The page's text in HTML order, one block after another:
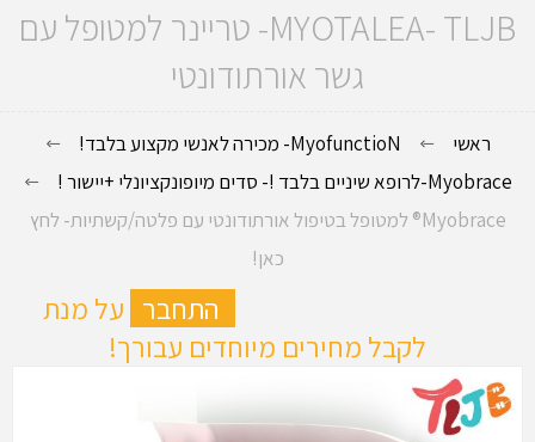
MYOTALEA- TLJB- טריינר למטופל עם
גשר אורתודונטי
ראשי
MyofunctioN- מכירה לאנשי מקצוע בלבד!
Myobrace-לרופא שיניים בלבד !- סדים מיופונקציונלי +יישור !
Myobrace® למטופל בטיפול אורתודונטי עם פלטה/קשתיות- לחץ
כאן!
התחבר על מנת
לקבל מחירים מיוחדים עבורך!